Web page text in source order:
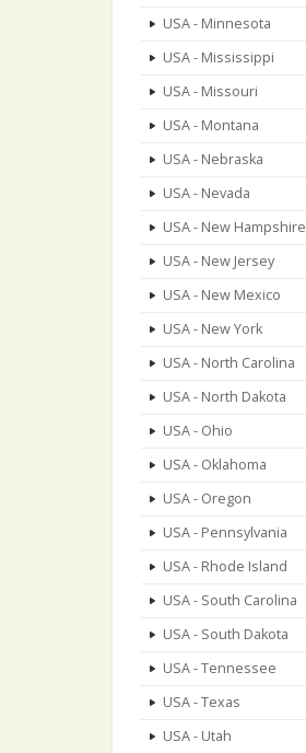
USA - Minnesota
USA - Mississippi
USA - Missouri
USA - Montana
USA - Nebraska
USA - Nevada
USA - New Hampshire
USA - New Jersey
USA - New Mexico
USA - New York
USA - North Carolina
USA - North Dakota
USA - Ohio
USA - Oklahoma
USA - Oregon
USA - Pennsylvania
USA - Rhode Island
USA - South Carolina
USA - South Dakota
USA - Tennessee
USA - Texas
USA - Utah